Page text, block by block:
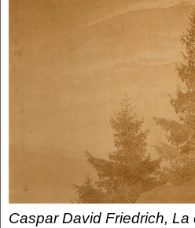
Caspar David Friedrich,